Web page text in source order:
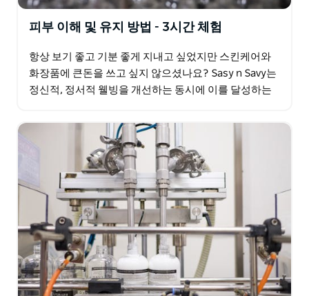
피부 이해 및 유지 방법 - 3시간 체험
항상 보기 좋고 기분 좋게 지내고 싶었지만 스킨케어와
화장품에 큰돈을 쓰고 싶지 않으셨나요? Sasy n Savy는
정신적, 정서적 웰빙을 개선하는 동시에 이를 달성하는